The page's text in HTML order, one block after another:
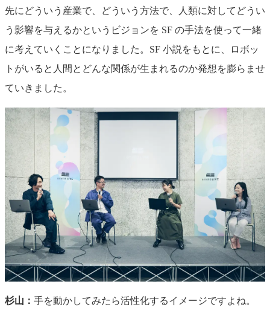
先にどういう産業で、どういう方法で、人類に対してどうい
う影響を与えるかというビジョンを SF の手法を使って一緒
に考えていくことになりました。SF 小説をもとに、ロボッ
トがいると人間とどんな関係が生まれるのか発想を膨らませ
ていきました。
杉山： 手を動かしてみたら活性化するイメージですよね。